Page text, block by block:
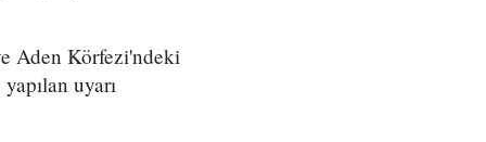
Aden Körfezi'ndeki
uyarı